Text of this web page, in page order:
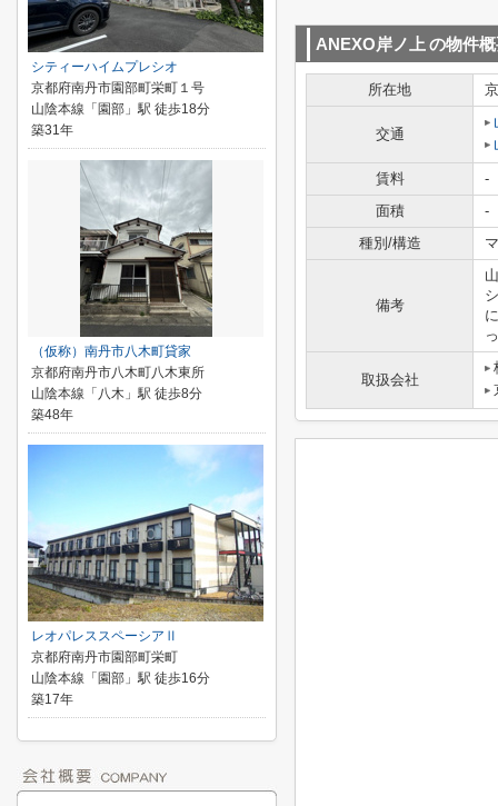
ANEXO岸ノ上 の物件
所在地
交通
賃料
-
面積
-
種別/構造
備考
取扱会社
シティーハイムプレシオ
京都府南丹市園部町栄町１号
山陰本線「園部」駅 徒歩18分
築31年
（仮称）南丹市八木町貸家
京都府南丹市八木町八木東所
山陰本線「八木」駅 徒歩8分
築48年
レオパレススペーシアⅡ
京都府南丹市園部町栄町
山陰本線「園部」駅 徒歩16分
築17年